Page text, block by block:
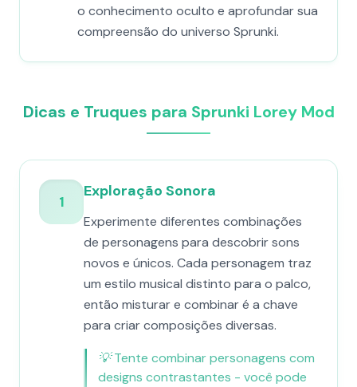
o conhecimento oculto e aprofundar sua
compreensão do universo Sprunki.
Dicas e Truques para Sprunki Lorey Mod
1
Exploração Sonora
Experimente diferentes combinações
de personagens para descobrir sons
novos e únicos. Cada personagem traz
um estilo musical distinto para o palco,
então misturar e combinar é a chave
para criar composições diversas.
💡Tente combinar personagens com
designs contrastantes - você pode